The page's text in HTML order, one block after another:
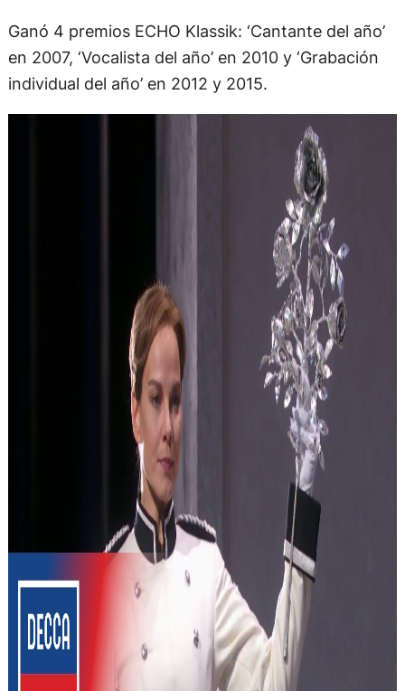
Ganó 4 premios ECHO Klassik: ‘Cantante del año’
en 2007, ‘Vocalista del año’ en 2010 y ‘Grabación
individual del año’ en 2012 y 2015.